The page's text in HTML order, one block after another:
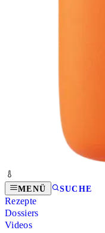
MENÜ SUCHE
Rezepte
Dossiers
Videos